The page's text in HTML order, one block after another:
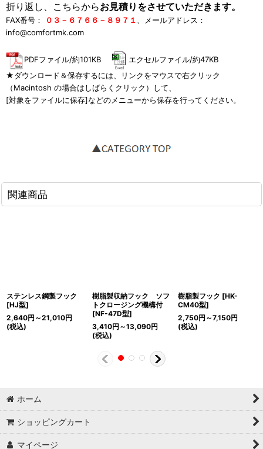
折り返し、こちらからお見積りをさせていただきます。
FAX番号： ０３－６７６６－８９７１
、メールアドレス：
info@comfortmk.com
PDFファイル/約101KB
エクセルファイル/約47KB
★ダウンロード＆保存するには、リンクをマウスで右クリック
（Macintosh の場合はしばらくクリック）して、
[対象をファイルに保存]などのメニューから保存を行ってください。
関連商品
ステンレス鋼製フック
[HJ型]
2,640円 ～21,010円
(税込)
樹脂製収納フック ソフ
トクロージング機構付
[NF-47D型]
3,410円 ～13,090円
(税込)
樹脂製フック [HK-
CM40型]
2,750円 ～7,150円
(税込)
ホーム
ショッピングカート
マイページ